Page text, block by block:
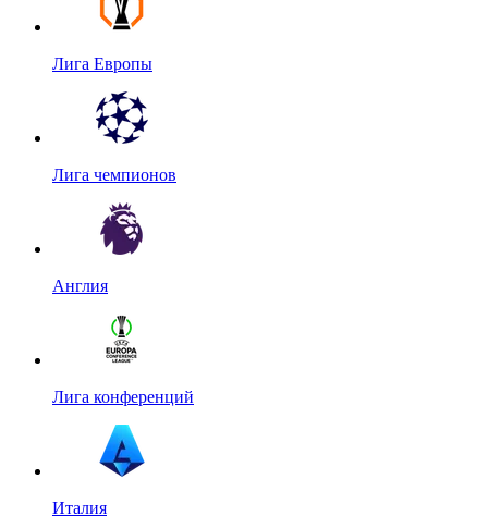
Лига Европы
Лига чемпионов
Англия
Лига конференций
Италия